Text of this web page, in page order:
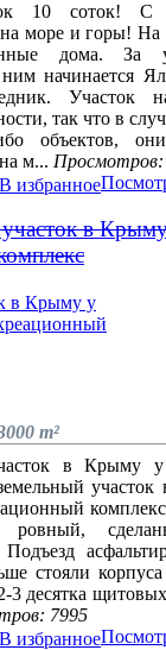
10 соток! С
море и горы! На
дома. За
начинается
Участок
так что в
объектов,
м... Просмотров:
В избранное
в
m²
в Крыму
участок
ровный,
стояли
3 десятка
7995
В избранное